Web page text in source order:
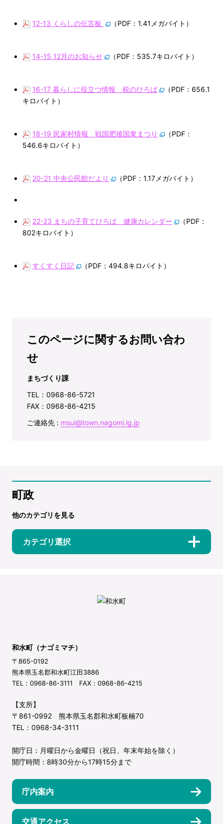
12-13 くらしの伝言板 （PDF：1.41メガバイト）
14-15 12月のお知らせ （PDF：535.7キロバイト）
16-17 暮らしに役立つ情報 税のひろば
（PDF：656.1
キロバイト）
18-19 民家村情報 戦国肥後国衆まつり
（PDF：
546.6キロバイト）
20-21 中央公民館だより （PDF：1.17メガバイト）
22-23 まちの子育てひろば 健康カレンダー
（PDF：
802キロバイト）
すくすく日記 （PDF：494.8キロバイト）
このページに関するお問い合わ
せ
まちづくり課
TEL：0968-86-5721
FAX：0968-86-4215
ご連絡先 : msui@town.nagomi.lg.jp
町政
他のカテゴリを見る
カテゴリ選択
和水町（ナゴミマチ）
〒865-0192
熊本県玉名郡和水町江田3886
TEL：0968-86-3111 FAX：0968-86-4215
【支所】
〒861-0992 熊本県玉名郡和水町板楠70
TEL：0968-34-3111
開庁日：月曜日から金曜日（祝日、年末年始を除く）
開庁時間：8時30分から17時15分まで
庁内案内
交通アクセス